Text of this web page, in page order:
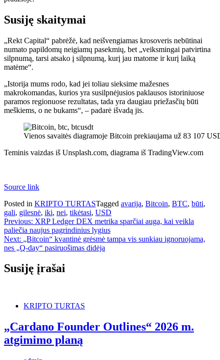
Susiję skaitymai
„Rekt Capital“ pabrėžė, kad neišvengiamas krosoveris nebūtinai
numato papildomų neigiamų pasekmių, bet „veiksmingai patvirtina
silpnumą, tarsi atsako į silpnumą, kurį jau matome ir kurį laiką
matėme“.
„Istorija mums rodo, kad jei toliau sieksime mažesnes
makrokomandas, kurios yra susilpnėjusios paklausos istoriniuose
paramos regionuose rezultatas, tada yra daugiau priežasčių būti
meškiems, o ne bukams“, – padarė išvadą jis.
Vienos savaitės diagramoje Bitcoin prekiaujama už 83 107
Teminis vaizdas iš Unsplash.com, diagrama iš TradingView.com
Source link
Posted in KRIPTO TURTASTagged avarija, Bitcoin, BTC, būti,
gali, gilesnė, iki, nei, tikėtasi, USD
Navigacija
tarp
įrašų
Previous: XRP Ledger DEX metrika sparčiai auga, kai veikla
paliečia naujus pagrindinius lygius
Next: „Bitcoin“ kvantinė grėsmė tampa vis sunkiau ignoruojama,
nes „Q-day“ pasiruošimas didėja
Susiję įrašai
KRIPTO TURTAS
„Cardano Founder Outlines“ 2026 m.
atgimimo planą